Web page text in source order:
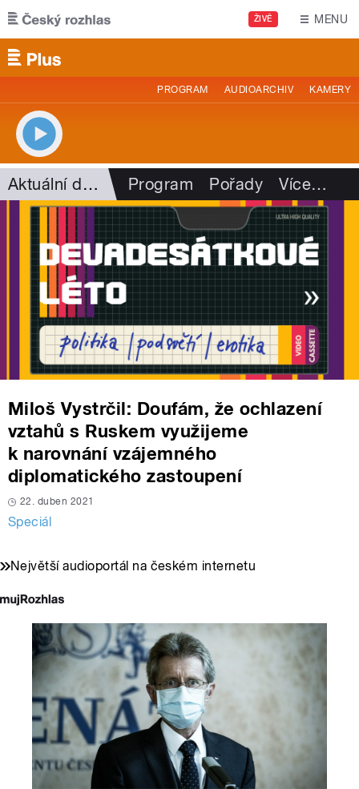
Přejít k hlavnímu obsahu
ŽIVĚ MENU
PROGRAM AUDIOARCHIV KAMERY
Aktuální dění Program Pořady Více…
Miloš Vystrčil: Doufám, že ochlazení
vztahů s Ruskem využijeme
k narovnání vzájemného
diplomatického zastoupení
22. duben 2021
Speciál
Největší audioportál na českém internetu